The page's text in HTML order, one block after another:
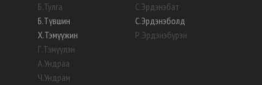
Б.Тулга
Б.Түвшин
Х.Тэмүүжин
Г.Тэмүүлэн
А.Ундраа
Ч.Ундрам
С.Эрдэнэбат
С.Эрдэнэболд
Р.Эрдэнэбүрэн